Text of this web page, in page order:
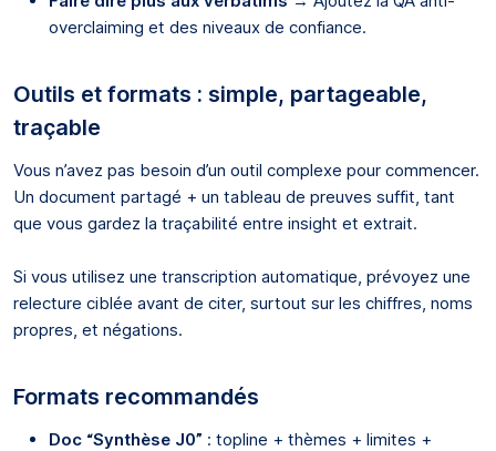
overclaiming et des niveaux de confiance.
Outils et formats : simple, partageable,
traçable
Vous n’avez pas besoin d’un outil complexe pour commencer.
Un document partagé + un tableau de preuves suffit, tant
que vous gardez la traçabilité entre insight et extrait.
Si vous utilisez une transcription automatique, prévoyez une
relecture ciblée avant de citer, surtout sur les chiffres, noms
propres, et négations.
Formats recommandés
Doc “Synthèse J0” : topline + thèmes + limites +